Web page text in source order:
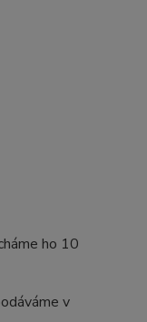
ho 10
v